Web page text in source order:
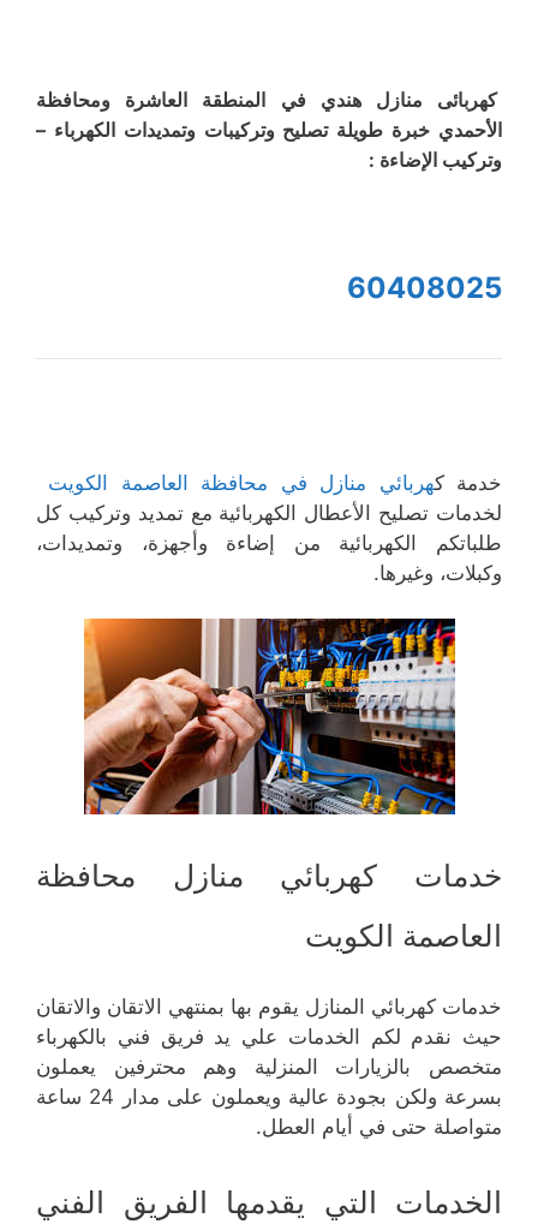
كهربائى منازل هندي في المنطقة العاشرة ومحافظة
الأحمدي خبرة طويلة تصليح وتركيبات وتمديدات الكهرباء –
وتركيب الإضاءة :
60408025
خدمة كهربائي منازل في محافظة العاصمة الكويت
لخدمات تصليح الأعطال الكهربائية مع تمديد وتركيب كل
طلباتكم الكهربائية من إضاءة وأجهزة، وتمديدات،
وكبلات، وغيرها.
خدمات كهربائي منازل محافظة
العاصمة الكويت
خدمات كهربائي المنازل يقوم بها بمنتهي الاتقان والاتقان
حيث نقدم لكم الخدمات علي يد فريق فني بالكهرباء
متخصص بالزيارات المنزلية وهم محترفين يعملون
بسرعة ولكن بجودة عالية ويعملون على مدار 24 ساعة
متواصلة حتى في أيام العطل.
الخدمات التي يقدمها الفريق الفني